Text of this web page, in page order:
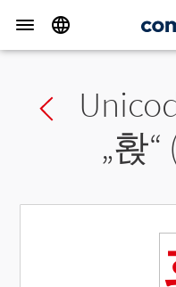
Previous char
„홙“